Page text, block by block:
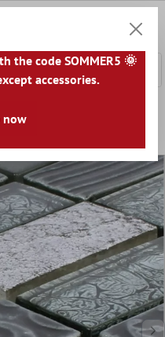
Стъклена
Сребро
the code SOMMER5 🌞
accessories.
now